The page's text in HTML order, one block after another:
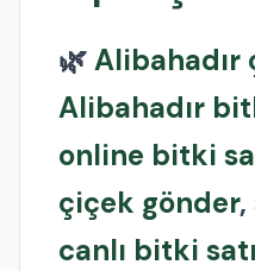
🌿Alibahadır
Alibahadır
online bitki
çiçek gönder,
canlı bitki